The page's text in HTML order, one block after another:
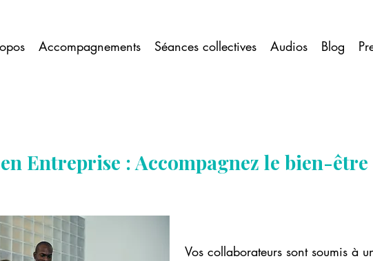
Accompagnements Séances collectives Audios Blog
Entreprise : Accompagnez le bien-être
Vos collaborateurs sont soumis à